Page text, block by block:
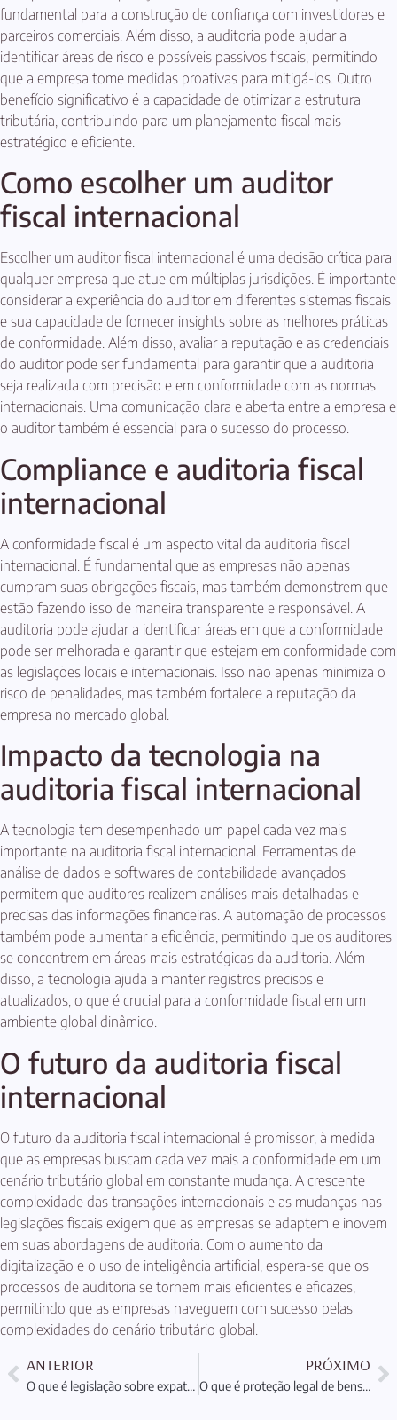
fundamental para a construção de confiança com investidores e
parceiros comerciais. Além disso, a auditoria pode ajudar a
identificar áreas de risco e possíveis passivos fiscais, permitindo
que a empresa tome medidas proativas para mitigá-los. Outro
benefício significativo é a capacidade de otimizar a estrutura
tributária, contribuindo para um planejamento fiscal mais
estratégico e eficiente.
Como escolher um auditor
fiscal internacional
Escolher um auditor fiscal internacional é uma decisão crítica para
qualquer empresa que atue em múltiplas jurisdições. É importante
considerar a experiência do auditor em diferentes sistemas fiscais
e sua capacidade de fornecer insights sobre as melhores práticas
de conformidade. Além disso, avaliar a reputação e as credenciais
do auditor pode ser fundamental para garantir que a auditoria
seja realizada com precisão e em conformidade com as normas
internacionais. Uma comunicação clara e aberta entre a empresa e
o auditor também é essencial para o sucesso do processo.
Compliance e auditoria fiscal
internacional
A conformidade fiscal é um aspecto vital da auditoria fiscal
internacional. É fundamental que as empresas não apenas
cumpram suas obrigações fiscais, mas também demonstrem que
estão fazendo isso de maneira transparente e responsável. A
auditoria pode ajudar a identificar áreas em que a conformidade
pode ser melhorada e garantir que estejam em conformidade com
as legislações locais e internacionais. Isso não apenas minimiza o
risco de penalidades, mas também fortalece a reputação da
empresa no mercado global.
Impacto da tecnologia na
auditoria fiscal internacional
A tecnologia tem desempenhado um papel cada vez mais
importante na auditoria fiscal internacional. Ferramentas de
análise de dados e softwares de contabilidade avançados
permitem que auditores realizem análises mais detalhadas e
precisas das informações financeiras. A automação de processos
também pode aumentar a eficiência, permitindo que os auditores
se concentrem em áreas mais estratégicas da auditoria. Além
disso, a tecnologia ajuda a manter registros precisos e
atualizados, o que é crucial para a conformidade fiscal em um
ambiente global dinâmico.
O futuro da auditoria fiscal
internacional
O futuro da auditoria fiscal internacional é promissor, à medida
que as empresas buscam cada vez mais a conformidade em um
cenário tributário global em constante mudança. A crescente
complexidade das transações internacionais e as mudanças nas
legislações fiscais exigem que as empresas se adaptem e inovem
em suas abordagens de auditoria. Com o aumento da
digitalização e o uso de inteligência artificial, espera-se que os
processos de auditoria se tornem mais eficientes e eficazes,
permitindo que as empresas naveguem com sucesso pelas
complexidades do cenário tributário global.
ANTERIOR
O que é legislação sobre expatriados e suas implicações?
PRÓXIMO
O que é proteção legal de bens no exterior: Entenda a importância